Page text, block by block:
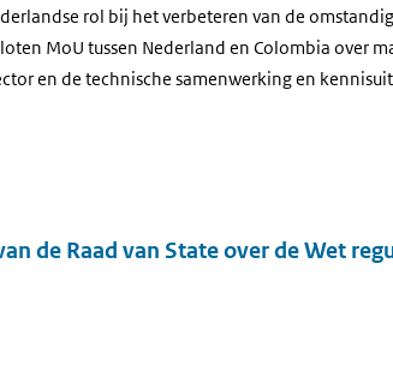
rol bij het verbeteren van de
MoU tussen Nederland en Colombia over
en de technische samenwerking en
de Raad van State over de Wet